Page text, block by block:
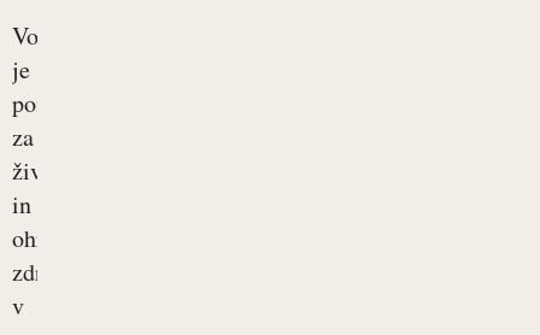
Voda
je
pomembna
za
življenje
in
ohranjanje
zdravja
v